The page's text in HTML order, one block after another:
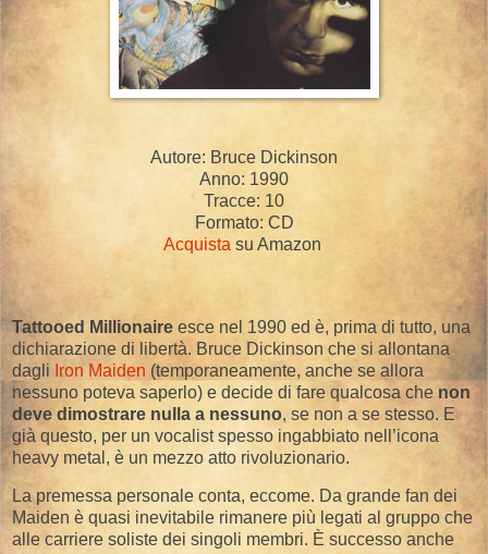
Autore: Bruce Dickinson
Anno: 1990
Tracce: 10
Formato: CD
Acquista su Amazon
Tattooed Millionaire esce nel 1990 ed è, prima di tutto, una
dichiarazione di libertà. Bruce Dickinson che si allontana
dagli Iron Maiden (temporaneamente, anche se allora
nessuno poteva saperlo) e decide di fare qualcosa che non
deve dimostrare nulla a nessuno, se non a se stesso. E
già questo, per un vocalist spesso ingabbiato nell’icona
heavy metal, è un mezzo atto rivoluzionario.
La premessa personale conta, eccome. Da grande fan dei
Maiden è quasi inevitabile rimanere più legati al gruppo che
alle carriere soliste dei singoli membri. È successo anche